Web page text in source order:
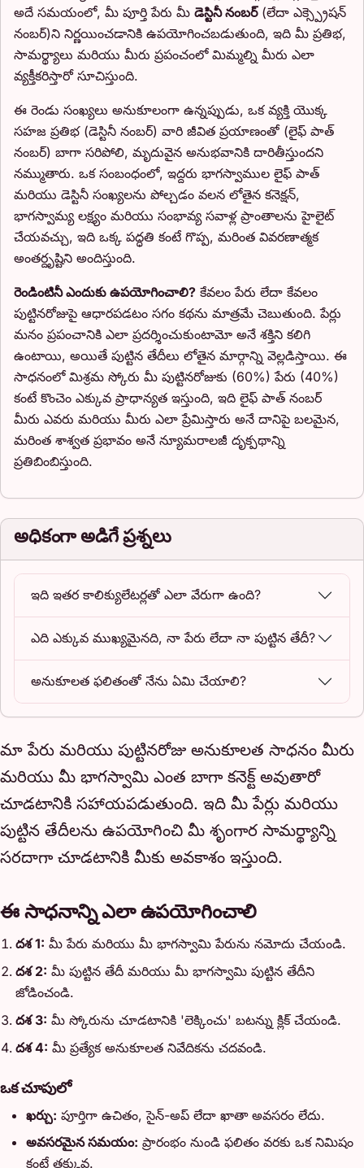
అదే సమయంలో, మీ పూర్తి పేరు మీ డెస్టినీ నంబర్(లేదా ఎక్స్ప్రెషన్
నంబర్)ని నిర్ణయించడానికి ఉపయోగించబడుతుంది, ఇది మీ ప్రతిభ,
సామర్థ్యాలు మరియు మీరు ప్రపంచంలో మిమ్మల్ని మీరు ఎలా
వ్యక్తీకరిస్తారో సూచిస్తుంది.
ఈ రెండు సంఖ్యలు అనుకూలంగా ఉన్నప్పుడు, ఒక వ్యక్తి యొక్క
సహజ ప్రతిభ (డెస్టినీ నంబర్) వారి జీవిత ప్రయాణంతో (లైఫ్ పాత్
నంబర్) బాగా సరిపోలి, మృదువైన అనుభవానికి దారితీస్తుందని
నమ్ముతారు. ఒక సంబంధంలో, ఇద్దరు భాగస్వాముల లైఫ్ పాత్
మరియు డెస్టినీ సంఖ్యలను పోల్చడం వలన లోతైన కనెక్షన్,
భాగస్వామ్య లక్ష్యం మరియు సంభావ్య సవాళ్ల ప్రాంతాలను హైలైట్
చేయవచ్చు, ఇది ఒక్క పద్ధతి కంటే గొప్ప, మరింత వివరణాత్మక
అంతర్దృష్టిని అందిస్తుంది.
రెండింటినీ ఎందుకు ఉపయోగించాలి? కేవలం పేరు లేదా కేవలం
పుట్టినరోజుపై ఆధారపడటం సగం కథను మాత్రమే చెబుతుంది. పేర్లు
మనం ప్రపంచానికి ఎలా ప్రదర్శించుకుంటామో అనే శక్తిని కలిగి
ఉంటాయి, అయితే పుట్టిన తేదీలు లోతైన మార్గాన్ని వెల్లడిస్తాయి. ఈ
సాధనంలో మిశ్రమ స్కోరు మీ పుట్టినరోజుకు (60%) పేరు (40%)
కంటే కొంచెం ఎక్కువ ప్రాధాన్యత ఇస్తుంది, ఇది లైఫ్ పాత్ నంబర్
మీరు ఎవరు మరియు మీరు ఎలా ప్రేమిస్తారు అనే దానిపై బలమైన,
మరింత శాశ్వత ప్రభావం అనే న్యూమరాలజీ దృక్పథాన్ని
ప్రతిబింబిస్తుంది.
అధికంగా అడిగే ప్రశ్నలు
ఇది ఇతర కాలిక్యులేటర్లతో ఎలా వేరుగా ఉంది?
ఎది ఎక్కువ ముఖ్యమైనది, నా పేరు లేదా నా పుట్టిన తేదీ?
అనుకూలత ఫలితంతో నేను ఏమి చేయాలి?
మా పేరు మరియు పుట్టినరోజు అనుకూలత సాధనం మీరు
మరియు మీ భాగస్వామి ఎంత బాగా కనెక్ట్ అవుతారో
చూడటానికి సహాయపడుతుంది. ఇది మీ పేర్లు మరియు
పుట్టిన తేదీలను ఉపయోగించి మీ శృంగార సామర్థ్యాన్ని
సరదాగా చూడటానికి మీకు అవకాశం ఇస్తుంది.
ఈ సాధనాన్ని ఎలా ఉపయోగించాలి
దశ 1: మీ పేరు మరియు మీ భాగస్వామి పేరును నమోదు చేయండి.
దశ 2: మీ పుట్టిన తేదీ మరియు మీ భాగస్వామి పుట్టిన తేదీని
జోడించండి.
దశ 3: మీ స్కోరును చూడటానికి 'లెక్కించు' బటన్ను క్లిక్ చేయండి.
దశ 4: మీ ప్రత్యేక అనుకూలత నివేదికను చదవండి.
ఒక చూపులో
ఖర్చు: పూర్తిగా ఉచితం, సైన్-అప్ లేదా ఖాతా అవసరం లేదు.
అవసరమైన సమయం: ప్రారంభం నుండి ఫలితం వరకు ఒక నిమిషం
కంటే తక్కువ.